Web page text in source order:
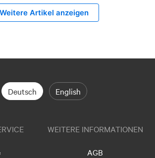
Weitere Artikel anzeigen
Deutsch English
WEITERE INFORMATIONEN
AGB